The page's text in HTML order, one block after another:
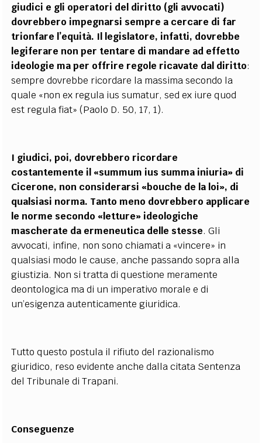
giudici e gli operatori del diritto (gli avvocati)
dovrebbero impegnarsi sempre a cercare di far
trionfare l’equità. Il legislatore, infatti, dovrebbe
legiferare non per tentare di mandare ad effetto
ideologie ma per offrire regole ricavate dal diritto:
sempre dovrebbe ricordare la massima secondo la
quale «non ex regula ius sumatur, sed ex iure quod
est regula fiat» (Paolo D. 50, 17, 1).
I giudici, poi, dovrebbero ricordare
costantemente il «summum ius summa iniuria» di
Cicerone, non considerarsi «bouche de la loi», di
qualsiasi norma. Tanto meno dovrebbero applicare
le norme secondo «letture» ideologiche
mascherate da ermeneutica delle stesse. Gli
avvocati, infine, non sono chiamati a «vincere» in
qualsiasi modo le cause, anche passando sopra alla
giustizia. Non si tratta di questione meramente
deontologica ma di un imperativo morale e di
un’esigenza autenticamente giuridica.
Tutto questo postula il rifiuto del razionalismo
giuridico, reso evidente anche dalla citata Sentenza
del Tribunale di Trapani.
Conseguenze